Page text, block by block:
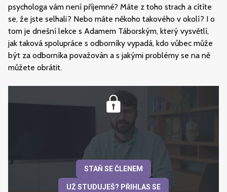
psychologa vám není příjemné? Máte z toho strach a cítíte
se, že jste selhali? Nebo máte někoho takového v okolí? I o
tom je dnešní lekce s Adamem Táborským, který vysvětlí,
jak taková spolupráce s odborníky vypadá, kdo vůbec může
být za odborníka považován a s jakými problémy se na ně
můžete obrátit.
STAŇ SE ČLENEM
UŽ STUDUJEŠ? PŘIHLAS SE